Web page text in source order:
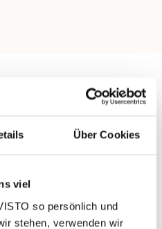
Über Cookies
viel
so persönlich und
stehen, verwenden wir